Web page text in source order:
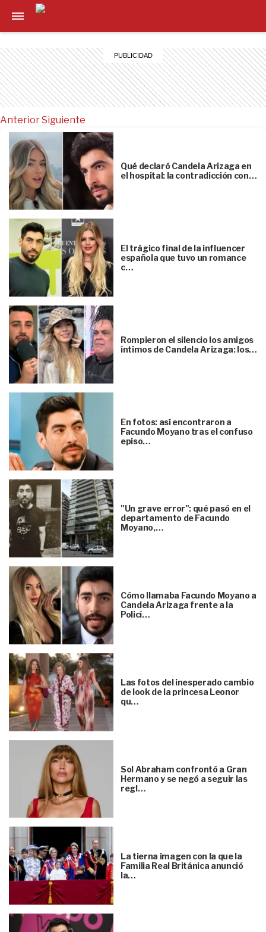
Anterior
Qué declaró Candela Arizaga en
el hospital: la contradicción con…
El trágico final de la influencer
española que tuvo un romance
c…
Rompieron el silencio los amigos
íntimos de Candela Arizaga: los…
En fotos: así encontraron a
Facundo Moyano tras el confuso
episo…
"Un grave error": qué pasó en el
departamento de Facundo
Moyano,…
Cómo llamaba Facundo Moyano a
Candela Arizaga frente a la
Policí…
Las fotos del inesperado cambio
de look de la princesa Leonor
qu…
Sol Abraham confrontó a Gran
Hermano y se negó a seguir las
regl…
La tierna imagen con la que la
Familia Real Británica anunció
la…
Siguiente